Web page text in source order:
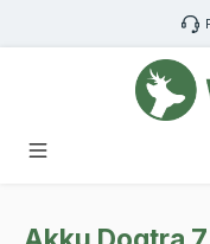
Zum Hauptinhalt springen